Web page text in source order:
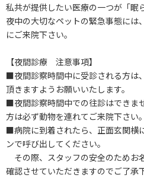
私共が提供したい医療の一つが「眠
夜中の大切なペットの緊急事態には
にご来院下さい。
【夜間診療 注意事項】
■夜間診察時間中に受診される方は
頂きますようお願いいたします。
■夜間診察時間中での往診はできま
方は必ず動物を連れてご来院下さい。
■病院に到着されたら、正面玄関横
ンで呼び出してください。
その際、スタッフの安全のためお
確認させていただきますのでご了承